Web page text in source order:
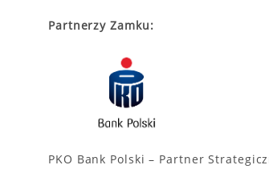
Partnerzy Zamku:
PKO Bank Polski – Partner